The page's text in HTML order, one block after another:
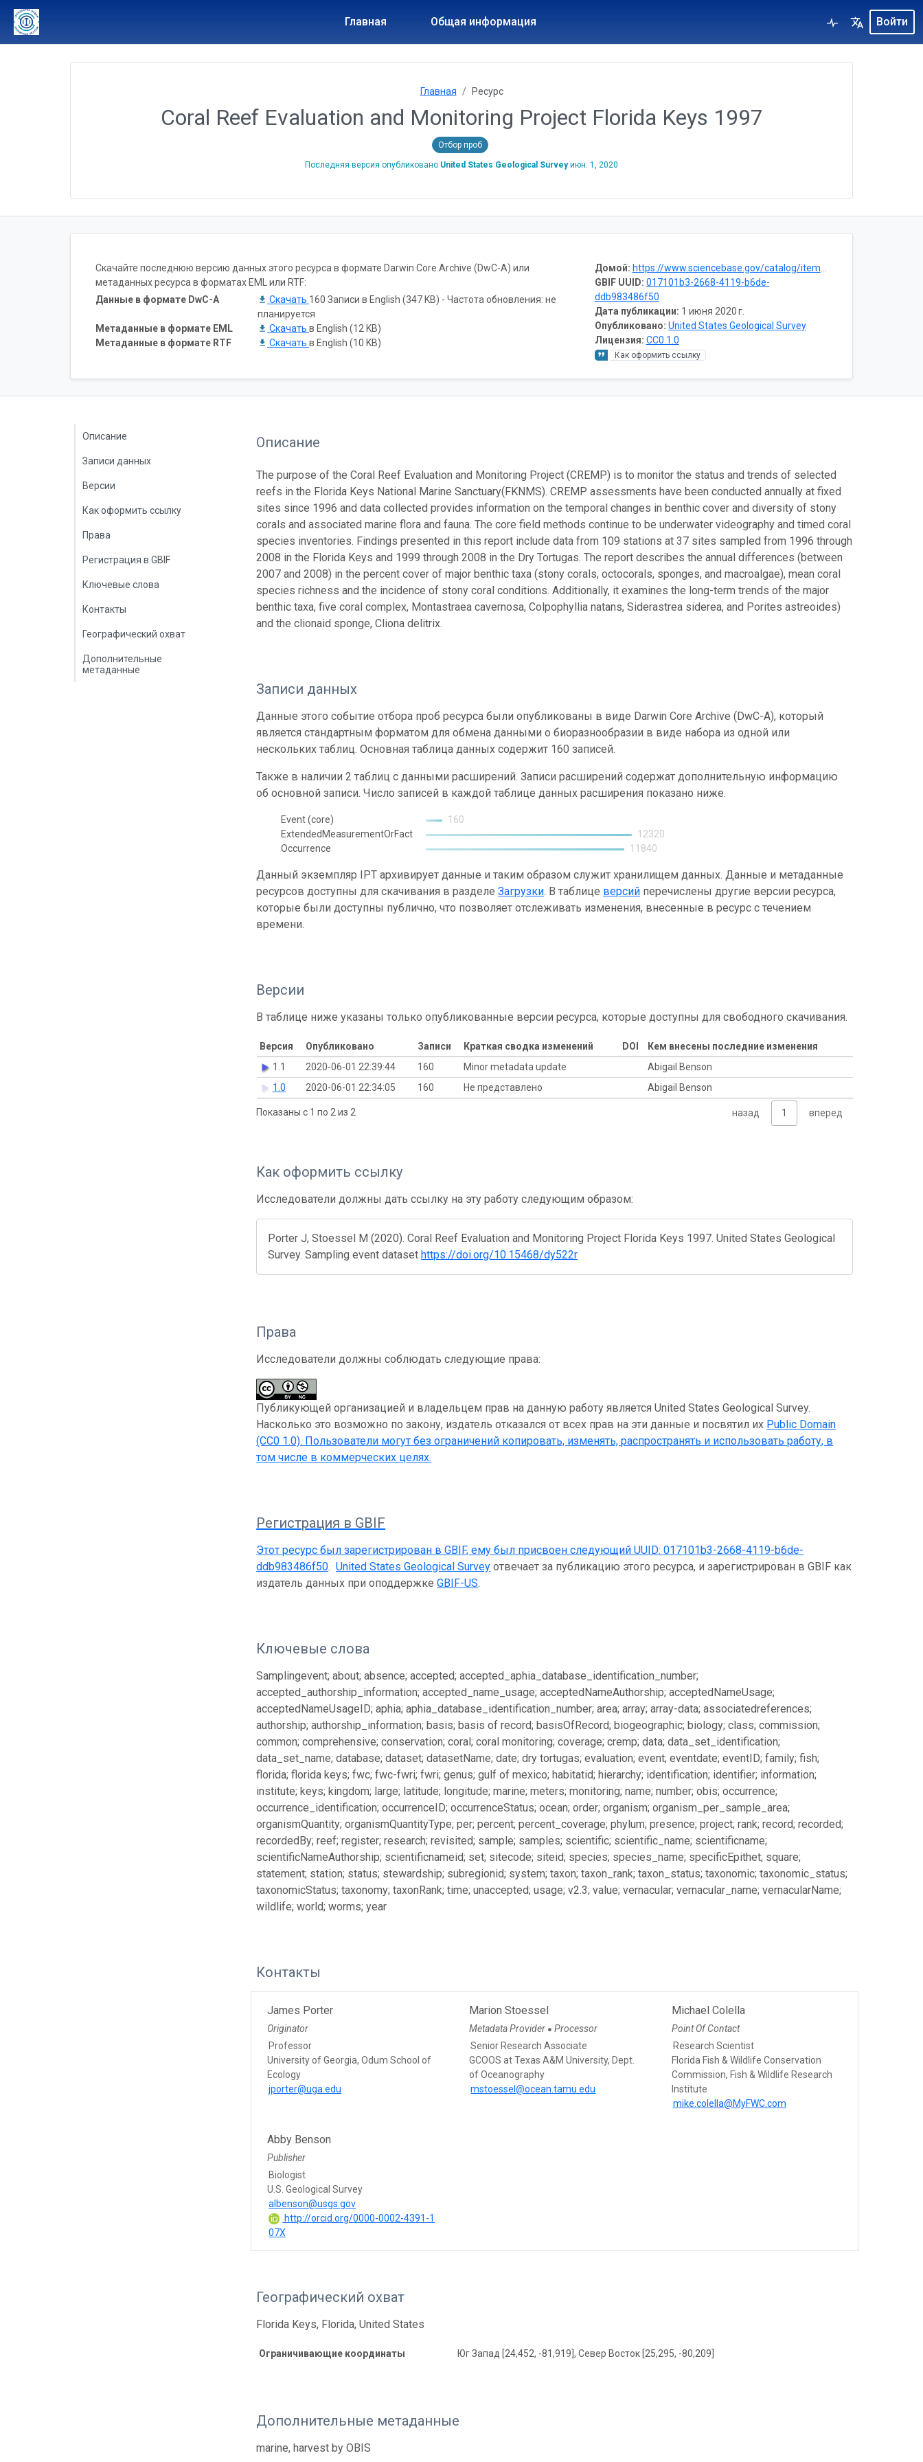
Главная Общая информация Войти
Главная Ресурс
Coral Reef Evaluation and Monitoring Project Florida Keys 1997
Отбор проб
Последняя версия опубликовано United States Geological Survey июн. 1, 2020
Домой: https://www.sciencebase.gov/catalog/item/57fe9444e4b0824b2d14cdbb
GBIF UUID: 017101b3-2668-4119-b6de-
ddb983486f50
Дата публикации: 1 июня 2020 г.
Опубликовано: United States Geological Survey
Лицензия: CC0 1.0
Как оформить ссылку
Скачайте последнюю версию данных этого ресурса в формате Darwin Core Archive (DwC-A) или
метаданных ресурса в форматах EML или RTF:
Данные в формате DwC-A
Скачать 160 Записи в English (347 KB) - Частота обновления: не
планируется
Метаданные в формате EML
Скачать в English (12 KB)
Метаданные в формате RTF
Скачать в English (10 KB)
Описание
Записи данных
Версии
Как оформить ссылку
Права
Регистрация в GBIF
Ключевые слова
Контакты
Географический охват
Дополнительные
метаданные
Описание
The purpose of the Coral Reef Evaluation and Monitoring Project (CREMP) is to monitor the status and trends of selected
reefs in the Florida Keys National Marine Sanctuary(FKNMS). CREMP assessments have been conducted annually at fixed
sites since 1996 and data collected provides information on the temporal changes in benthic cover and diversity of stony
corals and associated marine flora and fauna. The core field methods continue to be underwater videography and timed coral
species inventories. Findings presented in this report include data from 109 stations at 37 sites sampled from 1996 through
2008 in the Florida Keys and 1999 through 2008 in the Dry Tortugas. The report describes the annual differences (between
2007 and 2008) in the percent cover of major benthic taxa (stony corals, octocorals, sponges, and macroalgae), mean coral
species richness and the incidence of stony coral conditions. Additionally, it examines the long-term trends of the major
benthic taxa, five coral complex, Montastraea cavernosa, Colpophyllia natans, Siderastrea siderea, and Porites astreoides)
and the clionaid sponge, Cliona delitrix.
Записи данных
Данные этого событие отбора проб ресурса были опубликованы в виде Darwin Core Archive (DwC-A), который
является стандартным форматом для обмена данными о биоразнообразии в виде набора из одной или
нескольких таблиц. Основная таблица данных содержит 160 записей.
Также в наличии 2 таблиц с данными расширений. Записи расширений содержат дополнительную информацию
об основной записи. Число записей в каждой таблице данных расширения показано ниже.
Event (core)
160
ExtendedMeasurementOrFact
12320
Occurrence
11840
Данный экземпляр IPT архивирует данные и таким образом служит хранилищем данных. Данные и метаданные
ресурсов доступны для скачивания в разделеЗагрузки. В таблице версий перечислены другие версии ресурса,
которые были доступны публично, что позволяет отслеживать изменения, внесенные в ресурс с течением
времени.
Версии
В таблице ниже указаны только опубликованные версии ресурса, которые доступны для свободного скачивания.
Версия Опубликовано Записи Краткая сводка изменений DOI
Кем внесены последние изменения
1.1
2020-06-01 22:39:44 160 Minor metadata update
Abigail Benson
1.0
2020-06-01 22:34:05 160 Не представлено Abigail Benson
Показаны с 1 по 2 из 2 назад 1 вперед
Как оформить ссылку
Исследователи должны дать ссылку на эту работу следующим образом:
Porter J, Stoessel M (2020). Coral Reef Evaluation and Monitoring Project Florida Keys 1997. United States Geological
Survey. Sampling event dataset https://doi.org/10.15468/dy522r
Права
Исследователи должны соблюдать следующие права:
Публикующей организацией и владельцем прав на данную работу является United States Geological Survey.
Насколько это возможно по закону, издатель отказался от всех прав на эти данные и посвятил их Public Domain
(CC0 1.0). Пользователи могут без ограничений копировать, изменять, распространять и использовать работу, в
том числе в коммерческих целях.
Регистрация в GBIF
Этот ресурс был зарегистрирован в GBIF, ему был присвоен следующий UUID:017101b3-2668-4119-b6de-
ddb983486f50.United States Geological Survey отвечает за публикацию этого ресурса, и зарегистрирован в GBIF как
издатель данных при оподдержкеGBIF-US.
Ключевые слова
Samplingevent; about; absence; accepted; accepted_aphia_database_identification_number;
accepted_authorship_information; accepted_name_usage; acceptedNameAuthorship; acceptedNameUsage;
acceptedNameUsageID; aphia; aphia_database_identification_number; area; array; array-data; associatedreferences;
authorship; authorship_information; basis; basis of record; basisOfRecord; biogeographic; biology; class; commission;
common; comprehensive; conservation; coral; coral monitoring; coverage; cremp; data; data_set_identification;
data_set_name; database; dataset; datasetName; date; dry tortugas; evaluation; event; eventdate; eventID; family; fish;
florida; florida keys; fwc; fwc-fwri; fwri; genus; gulf of mexico; habitatid; hierarchy; identification; identifier; information;
institute; keys; kingdom; large; latitude; longitude; marine; meters; monitoring; name; number; obis; occurrence;
occurrence_identification; occurrenceID; occurrenceStatus; ocean; order; organism; organism_per_sample_area;
organismQuantity; organismQuantityType; per; percent; percent_coverage; phylum; presence; project; rank; record; recorded;
recordedBy; reef; register; research; revisited; sample; samples; scientific; scientific_name; scientificname;
scientificNameAuthorship; scientificnameid; set; sitecode; siteid; species; species_name; specificEpithet; square;
statement; station; status; stewardship; subregionid; system; taxon; taxon_rank; taxon_status; taxonomic; taxonomic_status;
taxonomicStatus; taxonomy; taxonRank; time; unaccepted; usage; v2.3; value; vernacular; vernacular_name; vernacularName;
wildlife; world; worms; year
Контакты
James Porter
Originator
Professor
University of Georgia, Odum School of
Ecology
jporter@uga.edu
Marion Stoessel
Metadata Provider ● Processor
Senior Research Associate
GCOOS at Texas A&M University, Dept.
of Oceanography
mstoessel@ocean.tamu.edu
Michael Colella
Point Of Contact
Research Scientist
Florida Fish & Wildlife Conservation
Commission, Fish & Wildlife Research
Institute
mike.colella@MyFWC.com
Abby Benson
Publisher
Biologist
U.S. Geological Survey
albenson@usgs.gov
http://orcid.org/0000-0002-4391-1
07X
Географический охват
Florida Keys, Florida, United States
Ограничивающие координаты Юг Запад [24,452, -81,919], Север Восток [25,295, -80,209]
Дополнительные метаданные
marine, harvest by OBIS